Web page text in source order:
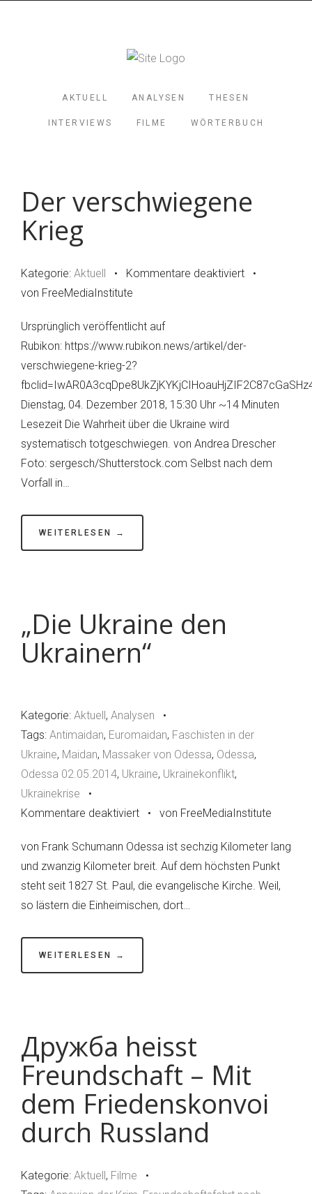
AKTUELL ANALYSEN THESEN
INTERVIEWS FILME WÖRTERBUCH
Der verschwiegene
Krieg
Kategorie: Aktuell • Kommentare deaktiviert für
•
von FreeMediaInstitute
Ursprünglich veröffentlicht auf
Rubikon: https://www.rubikon.news/artikel/der-
verschwiegene-krieg-2?
Dienstag, 04. Dezember 2018, 15:30 Uhr ~14 Minuten
Lesezeit Die Wahrheit über die Ukraine wird
systematisch totgeschwiegen. von Andrea Drescher
Foto: sergesch/Shutterstock.com Selbst nach dem
Vorfall in…
WEITERLESEN →
„Die Ukraine den
Ukrainern“
Kategorie: Aktuell , Analysen •
Tags: Antimaidan, Euromaidan, Faschisten in der
Ukraine, Maidan, Massaker von Odessa, Odessa,
Odessa 02.05.2014, Ukraine, Ukrainekonflikt,
Ukrainekrise •
Kommentare deaktiviert für
Ukraine
den
Ukrainern“
• von FreeMediaInstitute
von Frank Schumann Odessa ist sechzig Kilometer lang
und zwanzig Kilometer breit. Auf dem höchsten Punkt
steht seit 1827 St. Paul, die evangelische Kirche. Weil,
so lästern die Einheimischen, dort…
WEITERLESEN →
Дружба heisst
Freundschaft – Mit
dem Friedenskonvoi
durch Russland
Kategorie: Aktuell , Filme •